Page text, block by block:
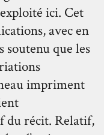
ici. Cet
avec en
soutenu que les
impriment
du récit. Relatif,